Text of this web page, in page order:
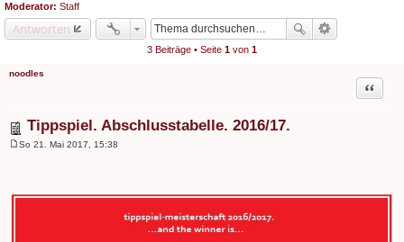
Moderator: Staff
Antworten
3 Beiträge • Seite 1 von 1
noodles
Tippspiel. Abschlusstabelle. 2016/17.
Zitat
r
So 21. Mai 2017, 15:38